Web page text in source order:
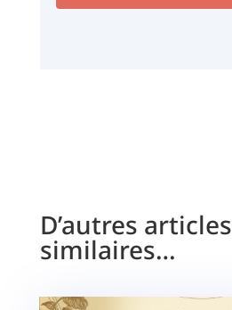
D’autres articles
similaires…